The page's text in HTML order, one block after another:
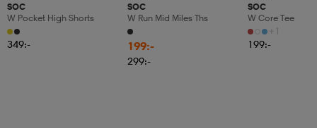
SOC
W Pocket High Shorts
349:-
SOC
W Run Mid Miles Ths
199:-
299:-
SOC
W Core Tee
+1
199:-